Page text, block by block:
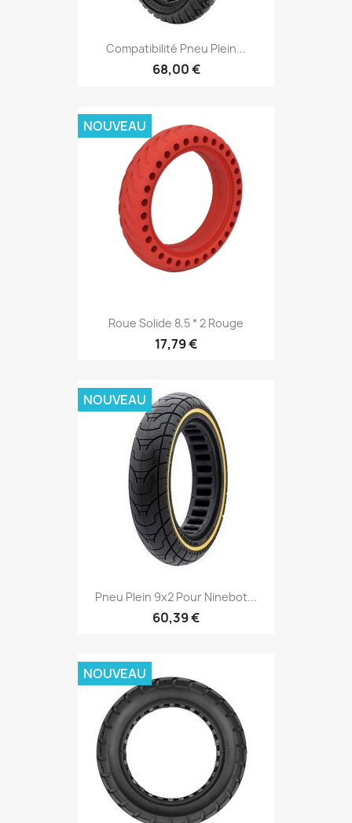
Compatibilité Pneu Plein...
68,00 €
Roue Solide 8,5 * 2 Rouge
17,79 €
NOUVEAU
Pneu Plein 9x2 Pour Ninebot...
60,39 €
NOUVEAU
NOUVEAU